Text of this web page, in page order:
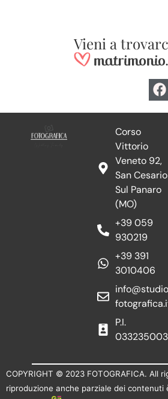
Vieni a
Corso
Vittorio
Veneto 92,
San Cesario
Sul Panaro
(MO)
+39 059
930219
+39 391
3010406
P.I.
COPYRIGHT © 2023 FOTOGRAFICA. All
riproduzione anche parziale dei contenuti